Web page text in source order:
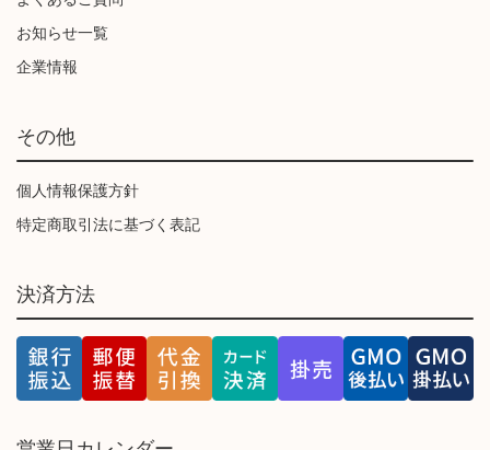
お知らせ一覧
企業情報
その他
個人情報保護方針
特定商取引法に基づく表記
決済方法